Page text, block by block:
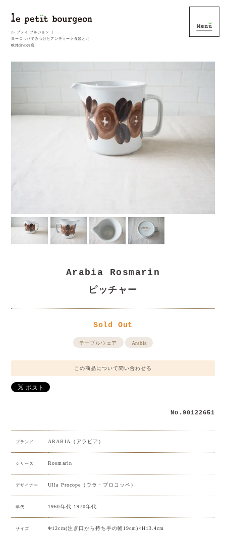
ル プティ ブルジョン ｜
ヨーロッパでみつけたアンティーク食器と北
欧雑貨のお店
Arabia Rosmarin
ピッチャー
Sold Out
テーブルウェア Arabia
この商品について問い合わせる
No.90122651
ブランド ARABIA（アラビア）
シリーズ Rosmarin
デザイナー Ulla Procope（ウラ・プロコッペ）
年代 1960年代-1970年代
サイズ Φ12cm(注ぎ口から持ち手の幅19cm)×H13.4cm